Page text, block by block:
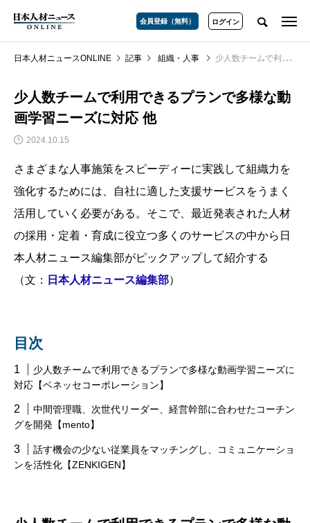
会員登録（無料） ログイン
日本人材ニュースONLINE 記事 組織・人事 少人数チームで利用できるプランで多様な動画学習ニーズに対応 他
少人数チームで利用できるプランで多様な動
画学習ニーズに対応 他
2024.10.15
さまざまな人事施策をスピーディーに実践して組織力を
強化するためには、自社に適した支援サービスをうまく
活用していく必要がある。そこで、最近発表された人材
の採用・定着・育成に役立つ多くのサービスの中から日
本人材ニュース編集部がピックアップして紹介する
（文：
日本人材ニュース編集部）
目次
少人数チームで利用できるプランで多様な動画学習ニーズに
対応【ベネッセコーポレーション】
中間管理職、次世代リーダー、経営幹部に合わせたコーチン
グを開発【mento】
話す機会の少ない従業員をマッチングし、コミュニケーショ
ンを活性化【ZENKIGEN】